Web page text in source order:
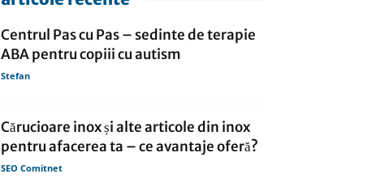
Centrul Pas cu Pas – sedinte de terapie
ABA pentru copiii cu autism
Stefan
Cărucioare inox și alte articole din inox
pentru afacerea ta – ce avantaje oferă?
SEO Comitnet